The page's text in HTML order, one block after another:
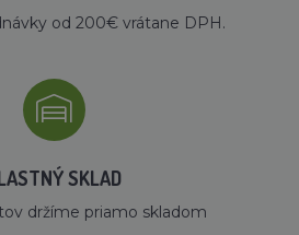
od 200€ vrátane DPH.
SKLAD
držíme priamo skladom